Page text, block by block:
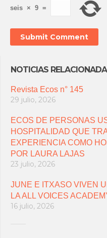
seis × 9 =
NOTICIAS
Revista Ecos n° 145
29 julio, 2026
ECOS DE PERSONAS
HOSPITALIDAD QUE
EXPERIENCIA COMO
POR LAURA LAJAS
23 julio, 2026
JUNE E ITXASO VIVEN
LA ALL VOICES
16 julio, 2026